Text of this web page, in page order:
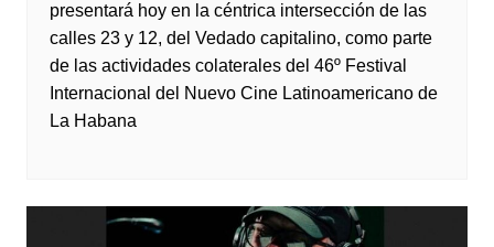
presentará hoy en la céntrica intersección de las
calles 23 y 12, del Vedado capitalino, como parte
de las actividades colaterales del 46º Festival
Internacional del Nuevo Cine Latinoamericano de
La Habana